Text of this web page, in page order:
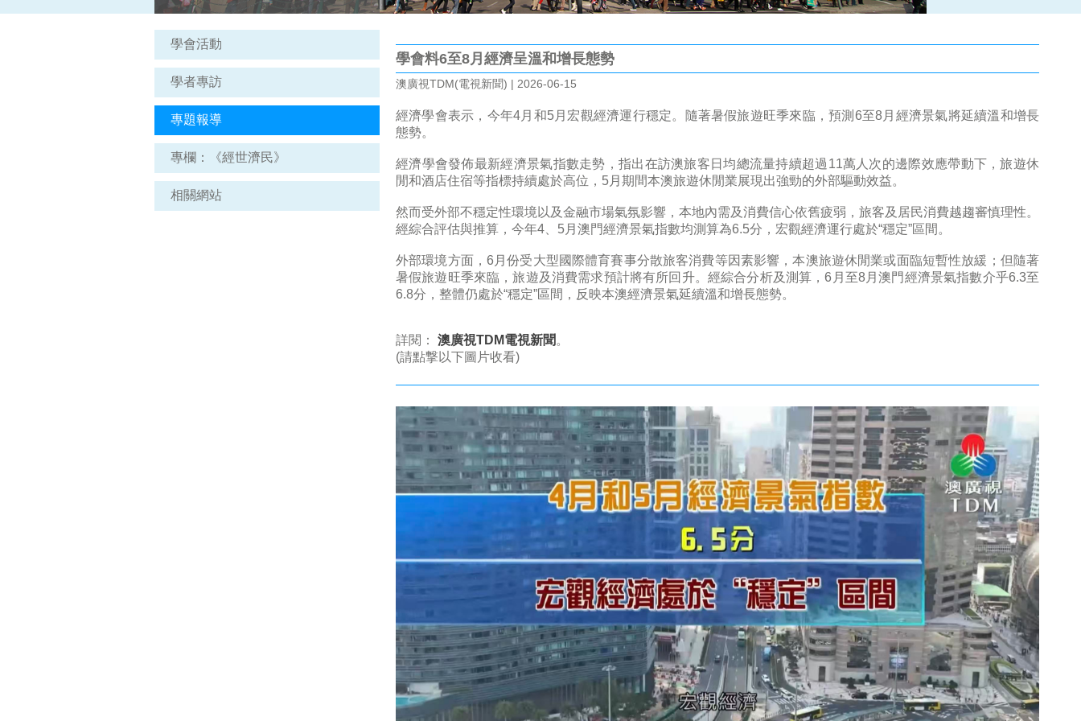
學會活動
學者專訪
專題報導
專欄：《經世濟民》
相關網站
學會料6至8月經濟呈溫和增長態勢
澳廣視TDM(電視新聞) | 2026-06-15
經濟學會表示，今年4月和5月宏觀經濟運行穩定。隨著暑假旅遊旺季來臨，預測6至8月經濟景氣將延續溫和增長
態勢。
經濟學會發佈最新經濟景氣指數走勢，指出在訪澳旅客日均總流量持續超過11萬人次的邊際效應帶動下，旅遊休
閒和酒店住宿等指標持續處於高位，5月期間本澳旅遊休閒業展現出強勁的外部驅動效益。
然而受外部不穩定性環境以及金融市場氣氛影響，本地內需及消費信心依舊疲弱，旅客及居民消費越趨審慎理性。
經綜合評估與推算，今年4、5月澳門經濟景氣指數均測算為6.5分，宏觀經濟運行處於“穩定”區間。
外部環境方面，6月份受大型國際體育賽事分散旅客消費等因素影響，本澳旅遊休閒業或面臨短暫性放緩；但隨著
暑假旅遊旺季來臨，旅遊及消費需求預計將有所回升。經綜合分析及測算，6月至8月澳門經濟景氣指數介乎6.3至
6.8分，整體仍處於“穩定”區間，反映本澳經濟景氣延續溫和增長態勢。
詳閱： 澳廣視TDM電視新聞 。
(請點撃以下圖片收看)